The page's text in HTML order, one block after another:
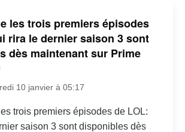
les trois premiers épisodes
rira le dernier saison 3 sont
dès maintenant sur Prime
10 janvier à 05:17
trois premiers épisodes de LOL:
saison 3 sont disponibles dès